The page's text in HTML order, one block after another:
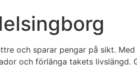
och sparar pengar på sikt.
och förlänga takets livslängd.